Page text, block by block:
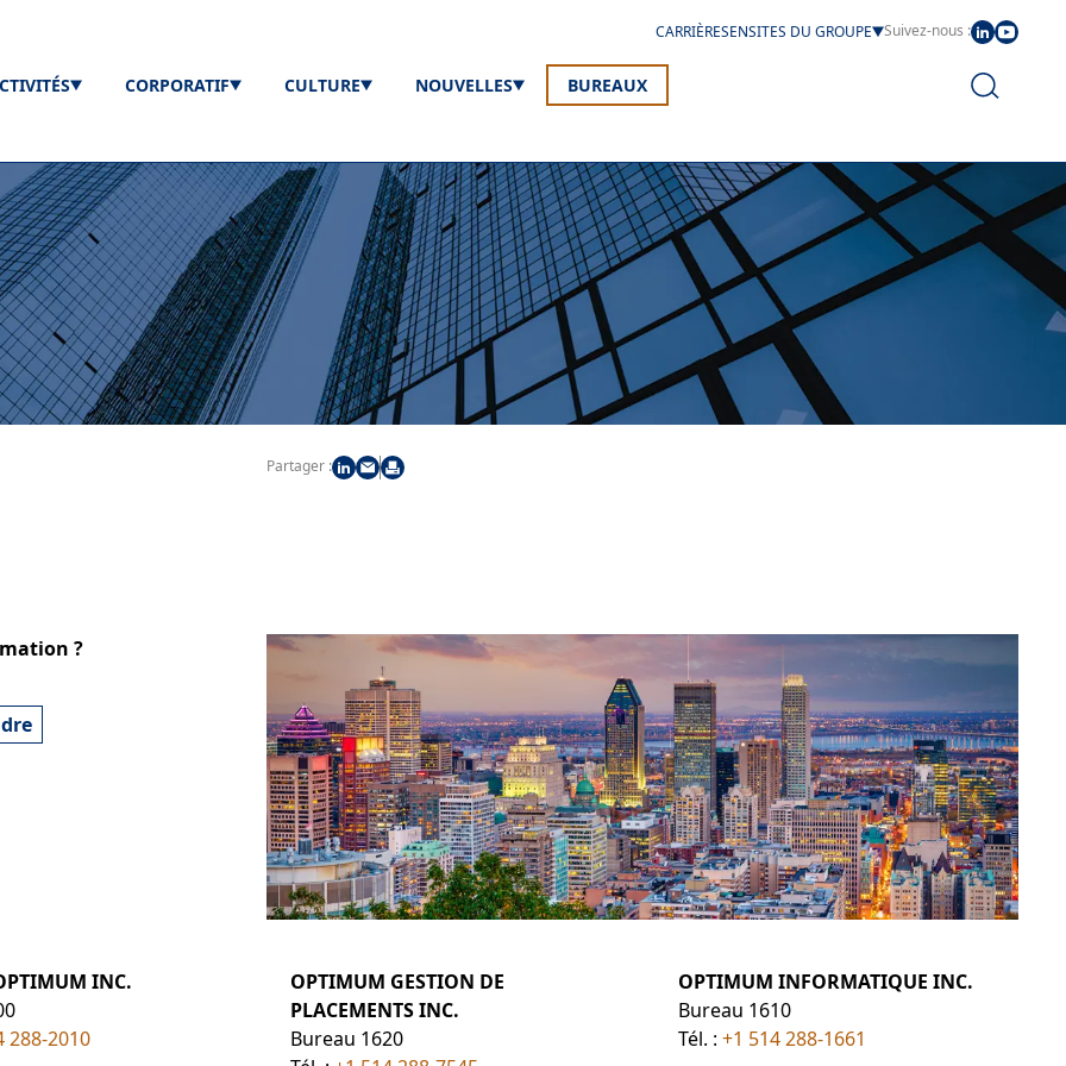
CORPORATIF CULTURE NOUVELLES BUREAUX
CARRIÈRESENSITES DU GROUPE Suivez-nous :
Partager :
?
INC.
288-2010
OPTIMUM GESTION DE
PLACEMENTS INC.
Bureau 1620
OPTIMUM INFORMATIQUE INC.
Bureau 1610
Tél. : +1 514 288-1661